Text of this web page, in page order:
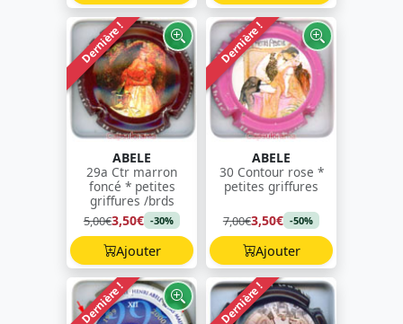
Dernière !
ABELE
29a Ctr marron
foncé * petites
griffures /brds
5,00€3,50€ -30%
Ajouter
Dernière !
ABELE
30 Contour rose *
petites griffures
7,00€3,50€ -50%
Ajouter
Dernière ! Dernière !